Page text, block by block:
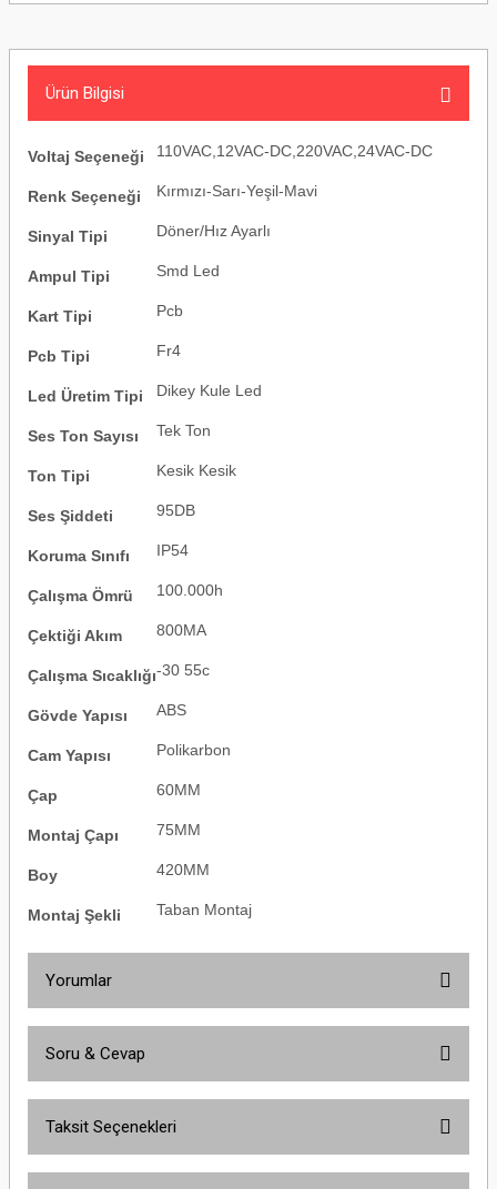
Ürün Bilgisi
Voltaj Seçeneği 110VAC,12VAC-DC,220VAC,24VAC-DC
Renk Seçeneği Kırmızı-Sarı-Yeşil-Mavi
Sinyal Tipi Döner/Hız Ayarlı
Ampul Tipi Smd Led
Kart Tipi Pcb
Pcb Tipi Fr4
Led Üretim Tipi Dikey Kule Led
Ses Ton Sayısı Tek Ton
Ton Tipi Kesik Kesik
Ses Şiddeti 95DB
Koruma Sınıfı IP54
Çalışma Ömrü 100.000h
Çektiği Akım 800MA
Çalışma Sıcaklığı-30 55c
Gövde Yapısı ABS
Cam Yapısı Polikarbon
Çap 60MM
Montaj Çapı 75MM
Boy 420MM
Montaj Şekli Taban Montaj
Yorumlar
Soru & Cevap
Taksit Seçenekleri